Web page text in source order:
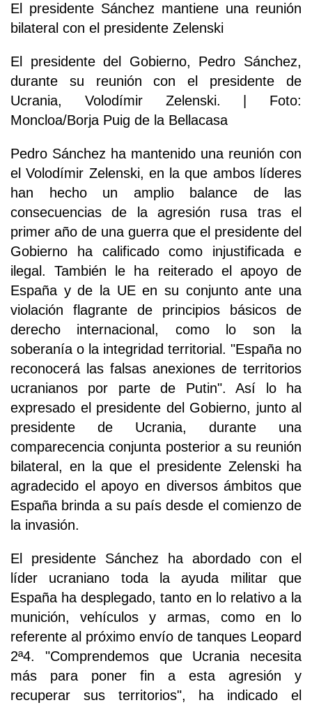
El presidente Sánchez mantiene una reunión
bilateral con el presidente Zelenski
El presidente del Gobierno, Pedro Sánchez,
durante su reunión con el presidente de
Ucrania, Volodímir Zelenski. | Foto:
Moncloa/Borja Puig de la Bellacasa
Pedro Sánchez ha mantenido una reunión con
el Volodímir Zelenski, en la que ambos líderes
han hecho un amplio balance de las
consecuencias de la agresión rusa tras el
primer año de una guerra que el presidente del
Gobierno ha calificado como injustificada e
ilegal. También le ha reiterado el apoyo de
España y de la UE en su conjunto ante una
violación flagrante de principios básicos de
derecho internacional, como lo son la
soberanía o la integridad territorial. "España no
reconocerá las falsas anexiones de territorios
ucranianos por parte de Putin". Así lo ha
expresado el presidente del Gobierno, junto al
presidente de Ucrania, durante una
comparecencia conjunta posterior a su reunión
bilateral, en la que el presidente Zelenski ha
agradecido el apoyo en diversos ámbitos que
España brinda a su país desde el comienzo de
la invasión.
El presidente Sánchez ha abordado con el
líder ucraniano toda la ayuda militar que
España ha desplegado, tanto en lo relativo a la
munición, vehículos y armas, como en lo
referente al próximo envío de tanques Leopard
2ª4. "Comprendemos que Ucrania necesita
más para poner fin a esta agresión y
recuperar sus territorios", ha indicado el